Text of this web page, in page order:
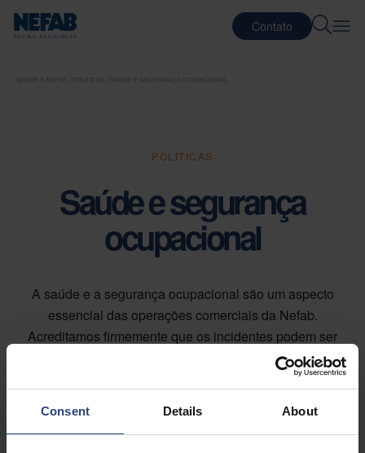
Consent Details About
Contato
SOBRE A NEFAB POLÍTICAS SAÚDE E SEGURANÇA OCUPACIONAL
POLÍTICAS
Saúde e segurança
ocupacional
A saúde e a segurança ocupacional são um aspecto
essencial das operações comerciais da Nefab.
Acreditamos firmemente que os incidentes podem ser
evitados por meio da promoção de uma cultura de
segurança e temos o compromisso de garantir um
funcionários, contratados e outros parceiros. Nossa